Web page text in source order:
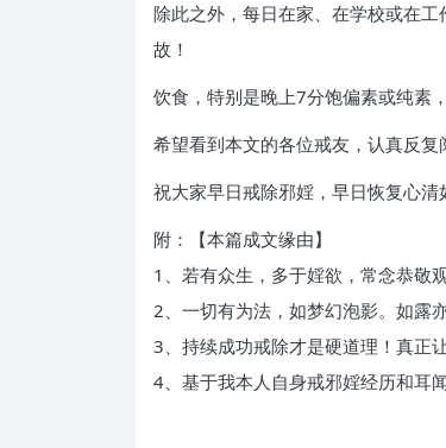
除此之外，每日在家、在学校或在
故！
饮食，特别是晚上7分饱偏素或纯素
希望看到本文的各位戒友，认真反
祝大家早日戒除邪婬，早日恢复心清
附：【本篇成文缘由】
1、若有众生，多于婬欲，常念恭敬
2、一切有为法，如梦幻泡影。如露
3、持续成功戒除才是硬道理！真正
4、基于我本人自身戒邪婬经历和耳